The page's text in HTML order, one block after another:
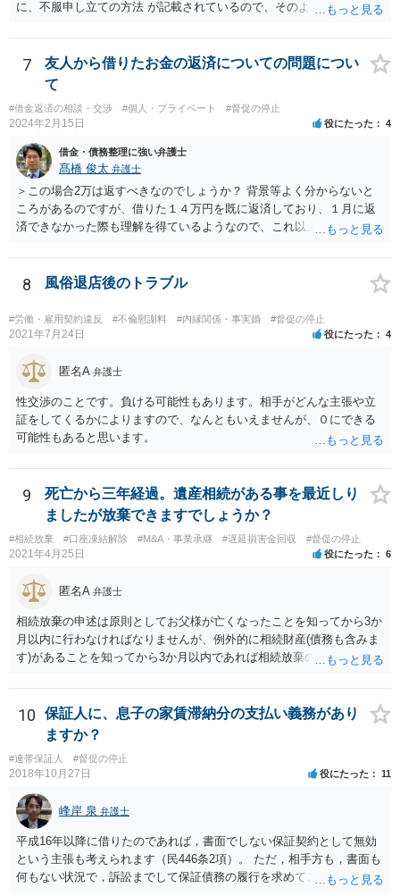
に、不服申し立ての方法 が記載されているので、そのようにするとい
7
友人から借りたお金の返済についての問題につい
て
#借金返済の相談・交渉 #個人・プライベート #督促の停止
2024年2月15日 役にたった 4
借金・債務整理に強い弁護士
髙橋 俊太 弁護士
＞この場合2万は返すべきなのでしょうか？ 背景等よく分からないと
ころがあるのですが、借りた１４万円を既に返済しており、１月に返
済できなかった際も理解を得ているようなので、これ以上払う必要は
そも【一括で返済か1月2月の分割で返済】ということで履行期限も曖
昧ですし、遅延損害金の利率は年３％ですので２万円ということには
行振込で返済したらダメというルールでもあるのでしょうか？ そのよ
うなルールはありません。
8 風俗退店後のトラブル
#労働・雇用契約違反 #不倫慰謝料 #内縁関係・事実婚 #督促の停止
2021年7月24日 役にたった 4
匿名A 弁護士
性交渉のことです。負ける可能性もあります。相手がどんな主張や立
証をしてくるかによりますので、なんともいえませんが、０にできる
可能性もあると思います。
9
死亡から三年経過。遺産相続がある事を最近しり
ましたが放棄できますでしょうか？
#相続放棄 #口座凍結解除 #M&A・事業承継 #遅延損害金回収 #督促の停止
2021年4月25日 役にたった 6
匿名A 弁護士
相続放棄の申述は原則としてお父様が亡くなったことを知ってから3か
月以内に行わなければなりませんが、例外的に相続財産(債務も含みま
す)があることを知ってから3か月以内であれば相続放棄の申述が認め
したら、早急に家裁に行って相続放棄の申述をしたい旨告げて必要な
書類を提出されることをおすすめいたします。 なお、お父様の債務が
他にもあるかもしれないというリスクを考えますと、相続放棄の申述
にあたっては、法テラスの無料相談等を利用して弁護士に相談するこ
とも十分考えられるかと存じます。また、ご記載いただいた事実関係
を拝見するかぎり、再婚相手のかたは既に相続放棄をされている可能
性があるかもしれません。
10
保証人に、息子の家賃滞納分の支払い義務があり
ますか？
#連帯保証人 #督促の停止
2018年10月27日 役にたった 11
峰岸 泉 弁護士
平成16年以降に借りたのであれば，書面でしない保証契約として無効
という主張も考えられます（民446条2項）。 ただ，相手方も，書面も
何もない状況で，訴訟までして保証債務の履行を求めてこないので，